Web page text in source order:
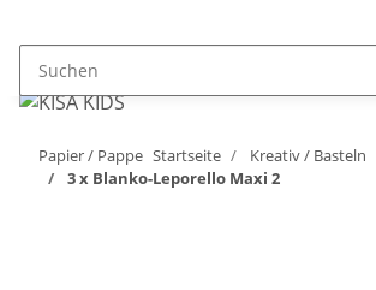
Papier / Pappe Startseite Kreativ / Basteln
3 x Blanko-Leporello Maxi 2